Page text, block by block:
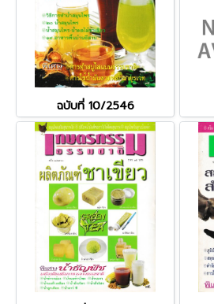
ฉบับที่ 10/2546